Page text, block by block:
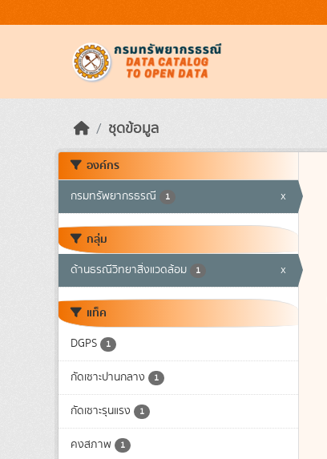
ชุดข้อมูล
องค์กร
กรมทรัพยากรธรณี 1 x
กลุ่ม
ด้านธรณีวิทยาสิ่งแวดล้อม 1 x
แท็ค
DGPS 1
กัดเซาะปานกลาง 1
กัดเซาะรุนแรง 1
คงสภาพ 1